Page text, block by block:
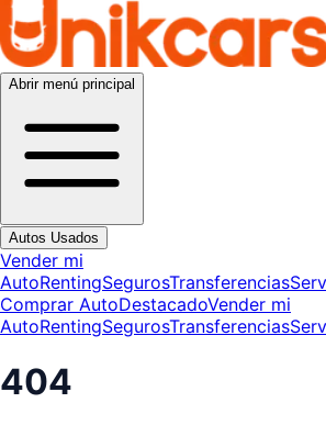
Abrir menú principal
Autos Usados
Vender mi
AutoRentingSegurosTransferencias
Comprar AutoDestacadoVender mi
AutoRentingSegurosTransferencias
404